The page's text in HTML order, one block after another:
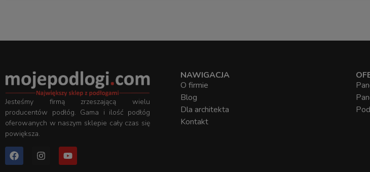
Jesteśmy firmą zrzeszającą wielu
producentów podłóg. Gama i ilość podłóg
oferowanych w naszym sklepie cały czas się
powiększa.
NAWIGACJA
O firmie
Blog
Dla architekta
Kontakt